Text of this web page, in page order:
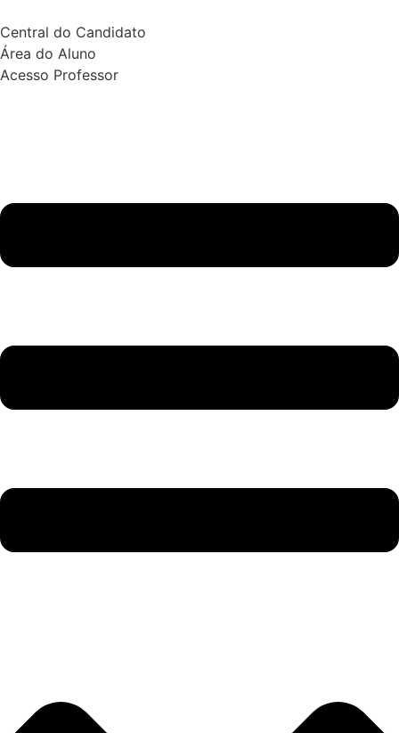
Central do Candidato
Área do Aluno
Acesso Professor